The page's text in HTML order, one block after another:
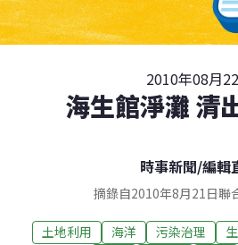
2010年08月
海生館淨灘 清
時事新聞/編輯
摘錄自2010年8月21日聯
土地利用 海洋 污染治理